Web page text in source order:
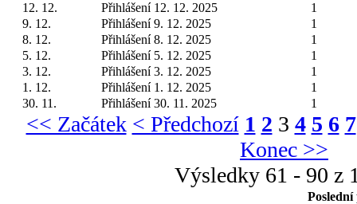
12. 12.
Přihlášení 12. 12. 2025
1
9. 12.
Přihlášení 9. 12. 2025
1
8. 12.
Přihlášení 8. 12. 2025
1
5. 12.
Přihlášení 5. 12. 2025
1
3. 12.
Přihlášení 3. 12. 2025
1
1. 12.
Přihlášení 1. 12. 2025
1
30. 11.
Přihlášení 30. 11. 2025 1
<< Začátek < Předchozí 1 2 3 4 5 6 7
Konec >>
Výsledky 61 - 90 z